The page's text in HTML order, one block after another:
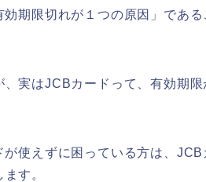
期限切れが１つの原因」である
実はJCBカードって、有効期
使えずに困っている方は、
す。